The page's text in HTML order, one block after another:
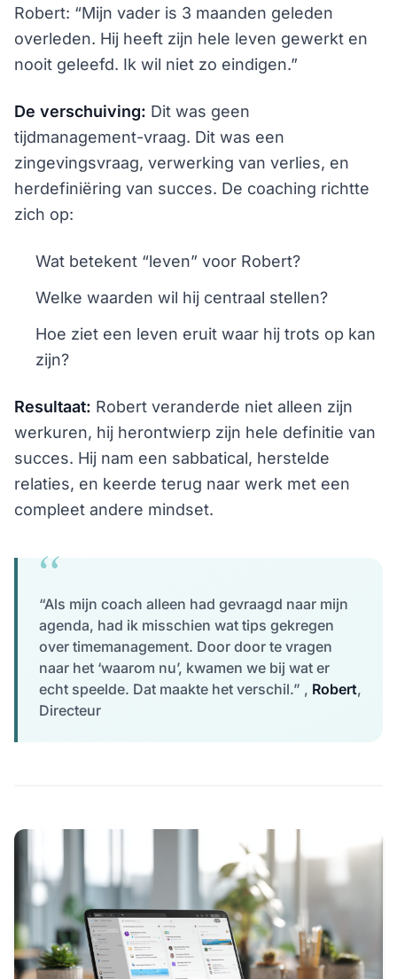
Robert: “Mijn vader is 3 maanden geleden
overleden. Hij heeft zijn hele leven gewerkt en
nooit geleefd. Ik wil niet zo eindigen.”
De verschuiving: Dit was geen
tijdmanagement-vraag. Dit was een
zingevingsvraag, verwerking van verlies, en
herdefiniëring van succes. De coaching richtte
zich op:
Wat betekent “leven” voor Robert?
Welke waarden wil hij centraal stellen?
Hoe ziet een leven eruit waar hij trots op kan
zijn?
Resultaat: Robert veranderde niet alleen zijn
werkuren, hij herontwierp zijn hele definitie van
succes. Hij nam een sabbatical, herstelde
relaties, en keerde terug naar werk met een
compleet andere mindset.
“Als mijn coach alleen had gevraagd naar mijn
agenda, had ik misschien wat tips gekregen
over timemanagement. Door door te vragen
naar het ‘waarom nu’, kwamen we bij wat er
echt speelde. Dat maakte het verschil.” , Robert,
Directeur